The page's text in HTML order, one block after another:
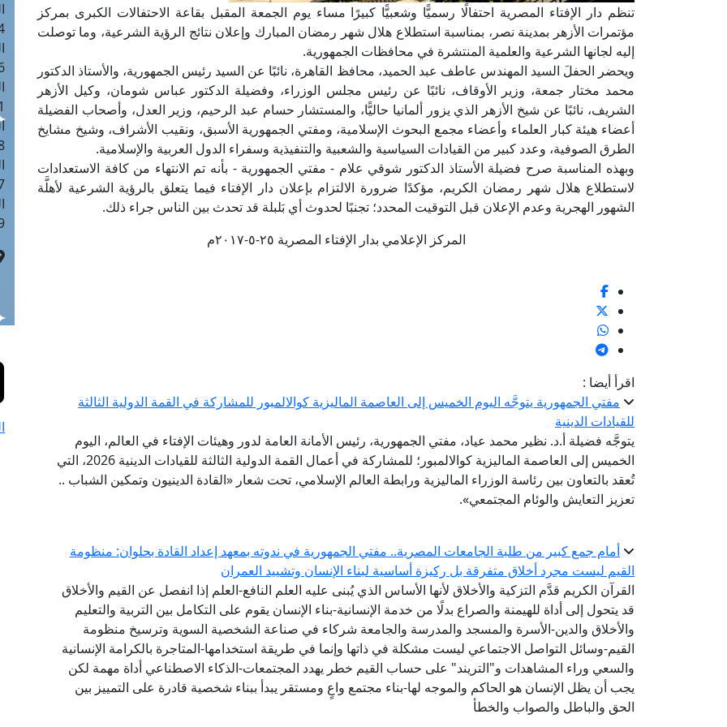
تنظم دار الإفتاء المصرية احتفالًا رسميًّا وشعبيًّا كبيرًا مساء يوم الجمعة المقبل بقاعة الاحتفالات الكبرى بمركز
مؤتمرات الأزهر بمدينة نصر، بمناسبة استطلاع هلال شهر رمضان المبارك وإعلان نتائج الرؤية الشرعية، وما توصلت
إليه لجانها الشرعية والعلمية المنتشرة في محافظات الجمهورية.
ويحضر الحفلَ السيد المهندس عاطف عبد الحميد، محافظ القاهرة، نائبًا عن السيد رئيس الجمهورية، والأستاذ الدكتور
محمد مختار جمعة، وزير الأوقاف، نائبًا عن رئيس مجلس الوزراء، وفضيلة الدكتور عباس شومان، وكيل الأزهر
الشريف، نائبًا عن شيخ الأزهر الذي يزور ألمانيا حاليًّا، والمستشار حسام عبد الرحيم، وزير العدل، وأصحاب الفضيلة
أعضاء هيئة كبار العلماء وأعضاء مجمع البحوث الإسلامية، ومفتي الجمهورية الأسبق، ونقيب الأشراف، وشيخ مشايخ
الطرق الصوفية، وعدد كبير من القيادات السياسية والشعبية والتنفيذية وسفراء الدول العربية والإسلامية.
وبهذه المناسبة صرح فضيلة الأستاذ الدكتور شوقي علام - مفتي الجمهورية - بأنه تم الانتهاء من كافة الاستعدادات
لاستطلاع هلال شهر رمضان الكريم، مؤكدًا ضرورة الالتزام بإعلان دار الإفتاء فيما يتعلق بالرؤية الشرعية لأهلَّة
الشهور الهجرية وعدم الإعلان قبل التوقيت المحدد؛ تجنبًا لحدوث أي بَلبلة قد تحدث بين الناس جراء ذلك.
المركز الإعلامي بدار الإفتاء المصرية ٢٥-٥-٢٠١٧م
اقرأ أيضا :
مفتي الجمهورية يتوجَّه اليوم الخميس إلى العاصمة الماليزية كوالالمبور للمشاركة في القمة الدولية الثالثة
للقيادات الدينية
يتوجَّه فضيلة أ.د. نظير محمد عياد، مفتي الجمهورية، رئيس الأمانة العامة لدور وهيئات الإفتاء في العالم، اليوم
الخميس إلى العاصمة الماليزية كوالالمبور؛ للمشاركة في أعمال القمة الدولية الثالثة للقيادات الدينية 2026، التي
تُعقد بالتعاون بين رئاسة الوزراء الماليزية ورابطة العالم الإسلامي، تحت شعار «القادة الدينيون وتمكين الشباب ..
تعزيز التعايش والوئام المجتمعي».
أمام جمع كبير من طلبة الجامعات المصرية.. مفتي الجمهورية في ندوته بمعهد إعداد القادة بحلوان: منظومة
القيم ليست مجرد أخلاق متفرقة بل ركيزة أساسية لبناء الإنسان وتشييد العمران
القرآن الكريم قدَّم التزكية والأخلاق لأنها الأساس الذي يُبنى عليه العلم النافع-العلم إذا انفصل عن القيم والأخلاق
قد يتحول إلى أداة للهيمنة والصراع بدلًا من خدمة الإنسانية-بناء الإنسان يقوم على التكامل بين التربية والتعليم
والأخلاق والدين-الأسرة والمسجد والمدرسة والجامعة شركاء في صناعة الشخصية السوية وترسيخ منظومة
القيم-وسائل التواصل الاجتماعي ليست مشكلة في ذاتها وإنما في طريقة استخدامها-المتاجرة بالكرامة الإنسانية
والسعي وراء المشاهدات و"التريند" على حساب القيم خطر يهدد المجتمعات-الذكاء الاصطناعي أداة مهمة لكن
يجب أن يظل الإنسان هو الحاكم والموجه لها-بناء مجتمع واعٍ ومستقر يبدأ ببناء شخصية قادرة على التمييز بين
الحق والباطل والصواب والخطأ
1